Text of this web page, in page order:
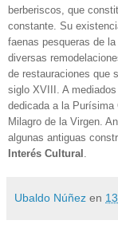
berberiscos, que
constante. Su
faenas pesqueras de
diversas
de restauraciones que
siglo XVIII. A
dedicada a la Purísima
Milagro de la Virgen.
algunas antiguas
Interés Cultural
Ubaldo Núñez en